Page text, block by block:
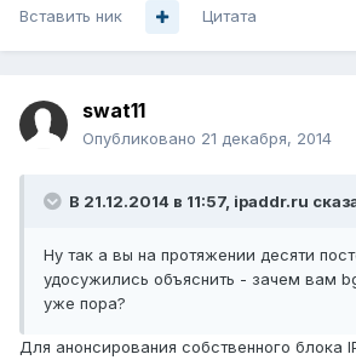
Вставить ник Цитата
swat11
Опубликовано 21 декабря, 2014
В 21.12.2014 в 11:57, ipaddr.ru
Ну так а вы на протяжении десяти
удосужились объяснить - зачем вам
уже пора?
Для анонсирования собственного блока